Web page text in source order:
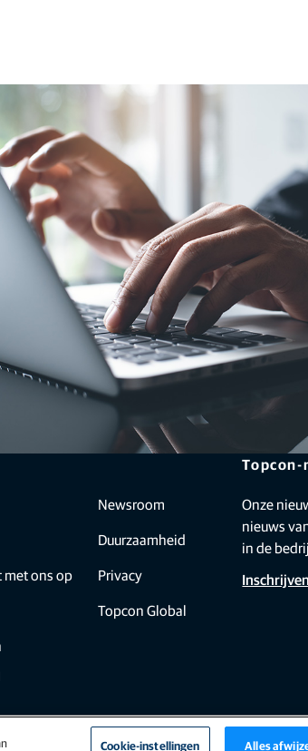
met ons op
Newsroom
Duurzaamheid
Privacy
Topcon Global
Onze
nieuws
in de
Inschrijven
Cookie-instellingen Alles